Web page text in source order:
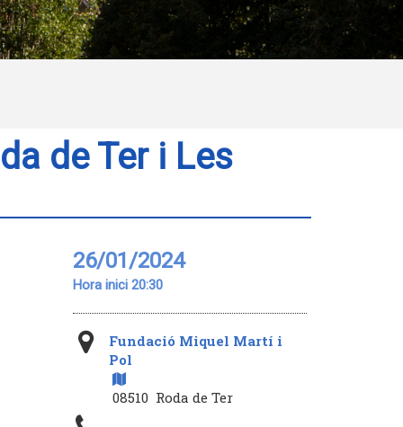
de Ter i Les
26/01/2024
Hora inici 20:30
Fundació Miquel Martí i
Pol
08510 Roda de Ter